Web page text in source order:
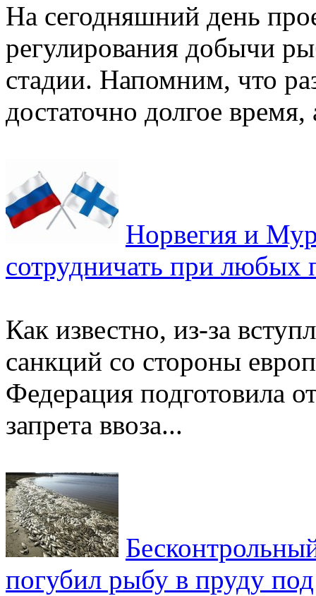
На сегодняшний день
регулирования добычи
стадии. Напомним, что
достаточно долгое время,
Норвегия и
сотрудничать при любых
Как известно, из-за
санкций со стороны
Федерация подготовила
запрета ввоза...
погубил рыбу в пруду